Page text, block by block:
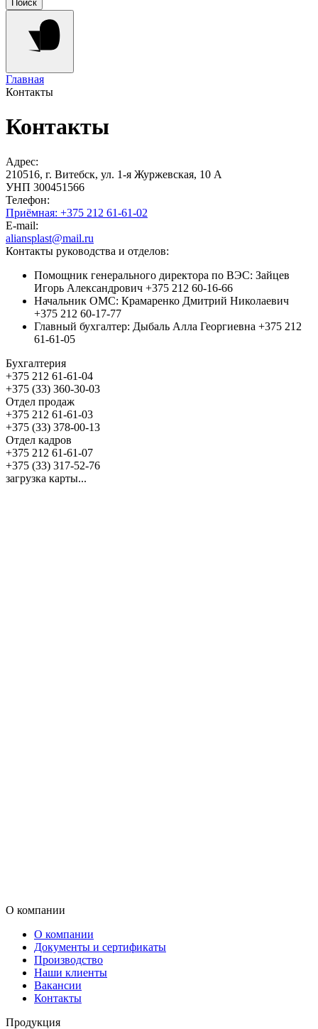
Главная
Контакты
Контакты
Адрес:
210516, г. Витебск, ул. 1-я Журжевская, 10 А
УНП 300451566
Телефон:
Приёмная: +375 212 61-61-02
E-mail:
aliansplast@mail.ru
Контакты руководства и отделов:
Помощник генерального директора по ВЭС: Зайцев
Игорь Александрович +375 212 60-16-66
Начальник ОМС: Крамаренко Дмитрий Николаевич
+375 212 60-17-77
Главный бухгалтер: Дыбаль Алла Георгиевна +375 212
61-61-05
Бухгалтерия
+375 212 61-61-04
+375 (33) 360-30-03
Отдел продаж
+375 212 61-61-03
+375 (33) 378-00-13
Отдел кадров
+375 212 61-61-07
+375 (33) 317-52-76
загрузка карты...
О компании
О компании
Документы и сертификаты
Производство
Наши клиенты
Вакансии
Контакты
Продукция